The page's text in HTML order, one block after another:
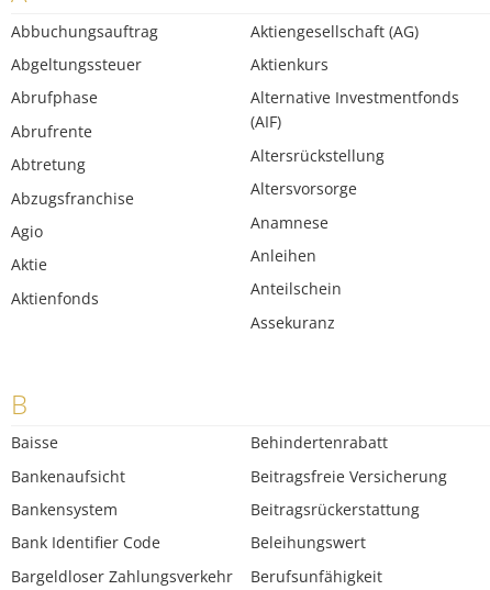
Abbuchungsauftrag
Abgeltungssteuer
Abrufphase
Abrufrente
Abtretung
Abzugsfranchise
Agio
Aktie
Aktienfonds
Aktiengesellschaft (AG)
Aktienkurs
Alternative Investmentfonds
(AIF)
Altersrückstellung
Altersvorsorge
Anamnese
Anleihen
Anteilschein
Assekuranz
B
Baisse
Bankenaufsicht
Bankensystem
Bank Identifier Code
Bargeldloser Zahlungsverkehr
Behindertenrabatt
Beitragsfreie Versicherung
Beitragsrückerstattung
Beleihungswert
Berufsunfähigkeit